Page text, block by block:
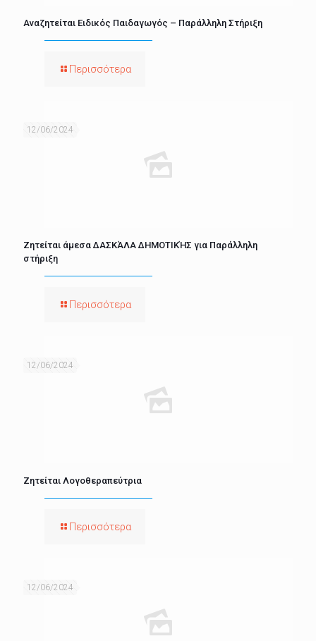
Αναζητείται Ειδικός Παιδαγωγός – Παράλληλη Στήριξη
Περισσότερα
12/06/2024
Ζητείται άμεσα ΔΑΣΚΆΛΑ ΔΗΜΟΤΙΚΉΣ για Παράλληλη
στήριξη
Περισσότερα
12/06/2024
Ζητείται Λογοθεραπεύτρια
Περισσότερα
12/06/2024